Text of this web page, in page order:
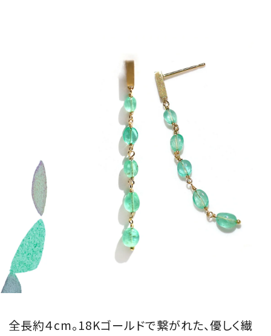
Log in or Sign up
SPUR読者のためのメンバーシッププログラム
便利な機能と特典を無料で楽し
ログイン・新規会員登録
FOLLOW US
全長約４cm。18Kゴールドで繋がれた、優しく繊